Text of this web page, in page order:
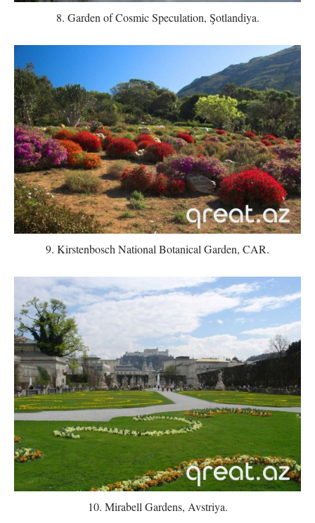
8. Garden of Cosmic Speculation, Şotlandiya.
9. Kirstenbosch National Botanical Garden, CAR.
10. Mirabell Gardens, Avstriya.